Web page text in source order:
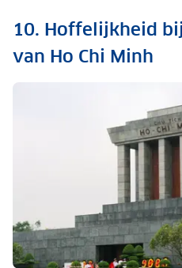
10. Hoffelijkheid
van Ho Chi Minh